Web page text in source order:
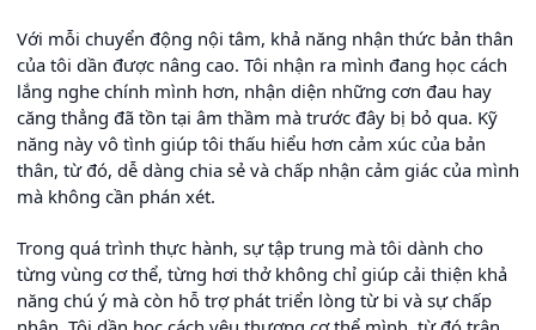
Với mỗi chuyển động nội tâm, khả năng nhận thức bản thân
của tôi dần được nâng cao. Tôi nhận ra mình đang học cách
lắng nghe chính mình hơn, nhận diện những cơn đau hay
căng thẳng đã tồn tại âm thầm mà trước đây bị bỏ qua. Kỹ
năng này vô tình giúp tôi thấu hiểu hơn cảm xúc của bản
thân, từ đó, dễ dàng chia sẻ và chấp nhận cảm giác của mình
mà không cần phán xét.
Trong quá trình thực hành, sự tập trung mà tôi dành cho
từng vùng cơ thể, từng hơi thở không chỉ giúp cải thiện khả
năng chú ý mà còn hỗ trợ phát triển lòng từ bi và sự chấp